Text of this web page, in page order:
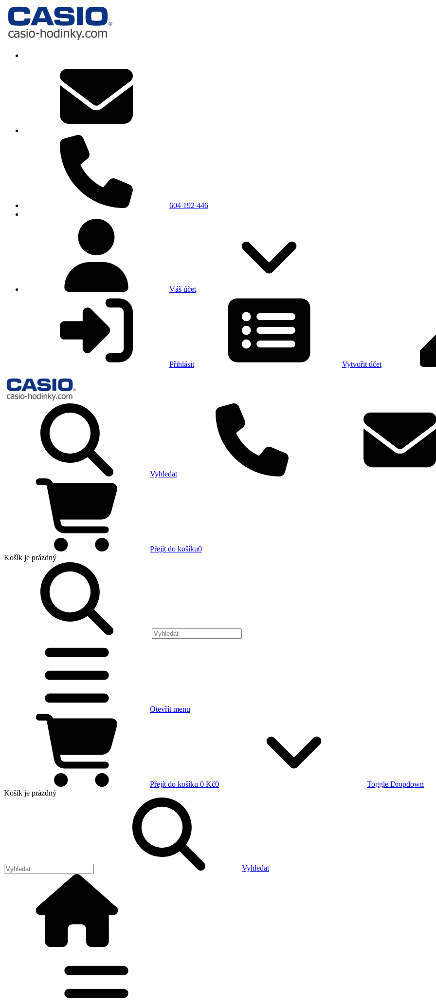
604 192 446
Váš účet
Přihlásit Vytvořit účet
Vyhledat
Přejít do košíku0
Košík je prázdný
Otevřít menu
Přejít do košíku 0 Kč0
Toggle Dropdown
Košík je prázdný
Vyhledat